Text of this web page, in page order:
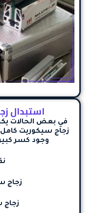
استبدال
في بعض الحالات
زجاج سيكوريت كامل
وجود كسر
زجاج